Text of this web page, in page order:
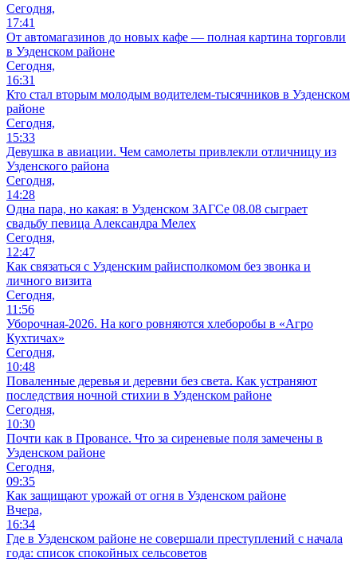
Сегодня,
17:41
От автомагазинов до новых кафе — полная картина торговли
в Узденском районе
Сегодня,
16:31
Кто стал вторым молодым водителем-тысячников в Узденском
районе
Сегодня,
15:33
Девушка в авиации. Чем самолеты привлекли отличницу из
Узденского района
Сегодня,
14:28
Одна пара, но какая: в Узденском ЗАГСе 08.08 сыграет
свадьбу певица Александра Мелех
Сегодня,
12:47
Как связаться с Узденским райисполкомом без звонка и
личного визита
Сегодня,
11:56
Уборочная-2026. На кого ровняются хлеборобы в «Агро
Кухтичах»
Сегодня,
10:48
Поваленные деревья и деревни без света. Как устраняют
последствия ночной стихии в Узденском районе
Сегодня,
10:30
Почти как в Провансе. Что за сиреневые поля замечены в
Узденском районе
Сегодня,
09:35
Как защищают урожай от огня в Узденском районе
Вчера,
16:34
Где в Узденском районе не совершали преступлений с начала
года: список спокойных сельсоветов